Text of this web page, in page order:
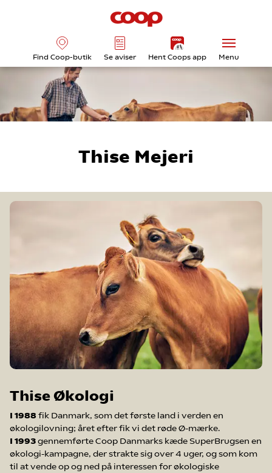
Find Coop-butik Se aviser Hent Coops app Menu
Thise Mejeri
Thise Økologi
I 1988 fik Danmark, som det første land i verden en
økologilovning; året efter fik vi det røde Ø-mærke.
I 1993gennemførte Coop Danmarks kæde SuperBrugsen en
økologi-kampagne, der strakte sig over 4 uger, og som kom
til at vende op og ned på interessen for økologiske